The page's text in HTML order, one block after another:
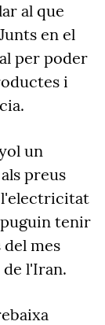
al que
en el
per poder
i
un
preus
l'electricitat
puguin tenir
mes
l'Iran.